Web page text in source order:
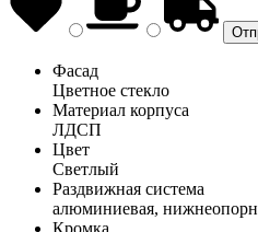
Фасад
Цветное стекло
Материал корпуса
ЛДСП
Цвет
Светлый
Раздвижная система
алюминиевая,
Кромка